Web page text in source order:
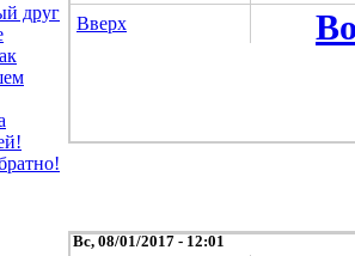
друг
Вверх
Вс, 08/01/2017 - 12:01